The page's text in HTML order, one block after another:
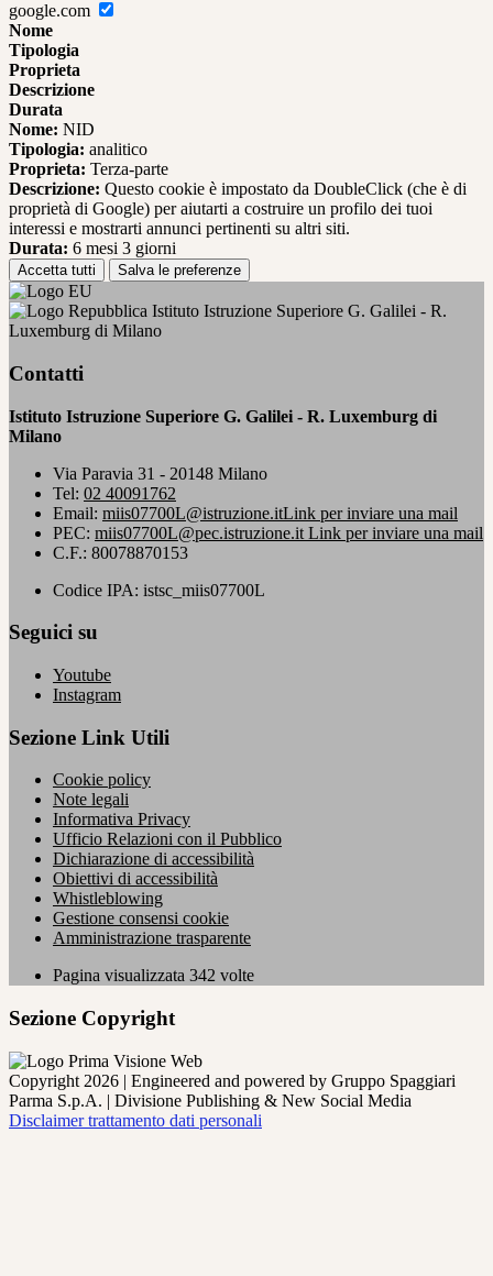
google.com
Nome
Tipologia
Proprieta
Descrizione
Durata
Nome: NID
Tipologia: analitico
Proprieta: Terza-parte
Descrizione: Questo cookie è impostato da DoubleClick (che è di
proprietà di Google) per aiutarti a costruire un profilo dei tuoi
interessi e mostrarti annunci pertinenti su altri siti.
Durata: 6 mesi 3 giorni
Accetta tutti Salva le preferenze
Istituto Istruzione Superiore G. Galilei - R.
Luxemburg di Milano
Contatti
Istituto Istruzione Superiore G. Galilei - R. Luxemburg di
Milano
Via Paravia 31 - 20148 Milano
Tel: 02 40091762
Email: miis07700L@istruzione.itLink per inviare una mail
PEC: miis07700L@pec.istruzione.it Link per inviare una mail
C.F.: 80078870153
Codice IPA: istsc_miis07700L
Seguici su
Youtube
Instagram
Sezione Link Utili
Cookie policy
Note legali
Informativa Privacy
Ufficio Relazioni con il Pubblico
Dichiarazione di accessibilità
Obiettivi di accessibilità
Whistleblowing
Gestione consensi cookie
Amministrazione trasparente
Pagina visualizzata 342 volte
Sezione Copyright
Copyright 2026 | Engineered and powered by Gruppo Spaggiari
Parma S.p.A. | Divisione Publishing & New Social Media
Disclaimer trattamento dati personali